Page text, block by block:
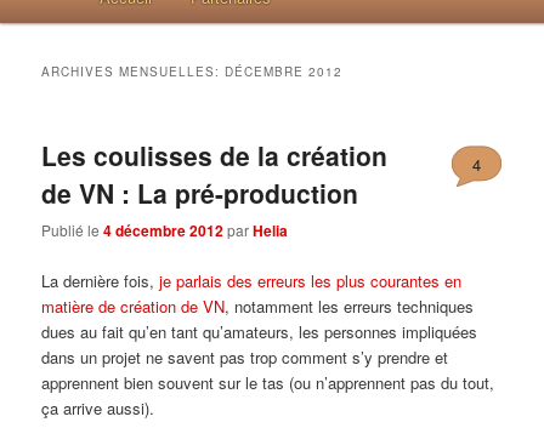
ARCHIVES MENSUELLES: DÉCEMBRE 2012
Les coulisses de la création
de VN : La pré-production
Publié le4 décembre 2012parHelia
4
La dernière fois,je parlais des erreurs les plus courantes en
matière de création de VN, notamment les erreurs techniques
dues au fait qu’en tant qu’amateurs, les personnes impliquées
dans un projet ne savent pas trop comment s’y prendre et
apprennent bien souvent sur le tas (ou n’apprennent pas du tout,
ça arrive aussi).